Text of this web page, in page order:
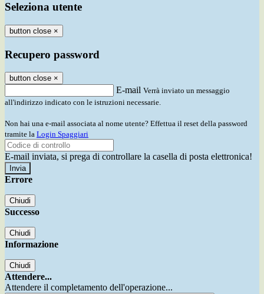
Seleziona utente
button close ×
Recupero password
button close ×
E-mail Verrà inviato un messaggio
all'indirizzo indicato con le istruzioni necessarie.
Non hai una e-mail associata al nome utente? Effettua il reset della password
tramite la Login Spaggiari
E-mail inviata, si prega di controllare la casella di posta elettronica!
Errore
Chiudi
Successo
Chiudi
Informazione
Chiudi
Attendere...
Attendere il completamento dell'operazione...